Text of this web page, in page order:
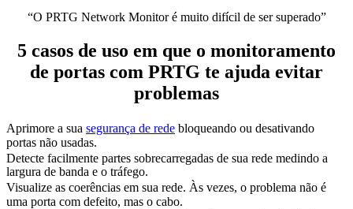
“O PRTG Network Monitor é muito difícil de ser superado”
5 casos de uso em que o monitoramento
de portas com PRTG te ajuda evitar
problemas
Aprimore a sua segurança de rede bloqueando ou desativando
portas não usadas.
Detecte facilmente partes sobrecarregadas de sua rede medindo a
largura de banda e o tráfego.
Visualize as coerências em sua rede. Às vezes, o problema não é
uma porta com defeito, mas o cabo.